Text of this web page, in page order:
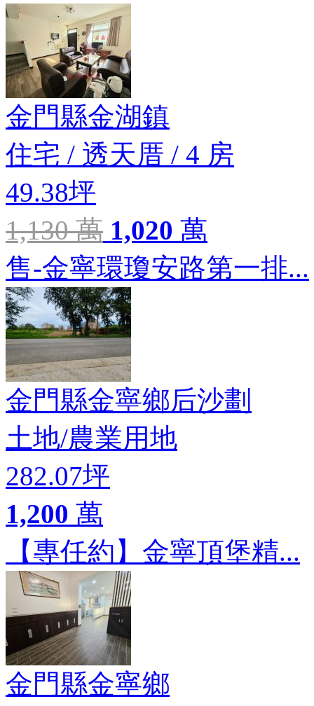
金門縣金湖鎮
住宅 / 透天厝 / 4 房
49.38坪
1,130 萬 1,020 萬
售-金寧環瓊安路第一排...
金門縣金寧鄉后沙劃
土地/農業用地
282.07坪
1,200 萬
【專任約】金寧頂堡精...
金門縣金寧鄉